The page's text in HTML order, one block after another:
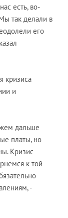
есть, во-
так делали в
его
кризиса
и
дальше
платы, но
Кризис
к той
-